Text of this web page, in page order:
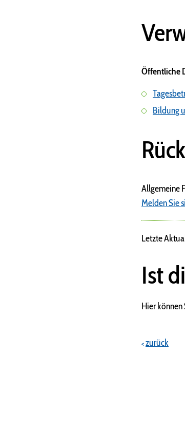
Öffentliche
Bildung
Allgemeine
Melden Sie
Letzte
Ist
Hier können
zurück